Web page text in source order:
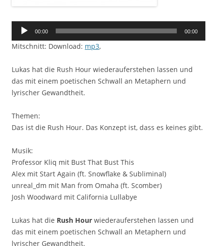
Audio-
00:00 00:00
Mitschnitt: Download: mp3,
Lukas hat die Rush Hour wiederauferstehen lassen und
das mit einem poetischen Schwall an Metaphern und
lyrischer Gewandtheit.
Themen:
Das ist die Rush Hour. Das Konzept ist, dass es keines gibt.
Musik:
Professor Kliq mit Bust That Bust This
Alex mit Start Again (ft. Snowflake & Subliminal)
unreal_dm mit Man from Omaha (ft. Scomber)
Josh Woodward mit California Lullabye
Lukas hat die Rush Hour wiederauferstehen lassen und
das mit einem poetischen Schwall an Metaphern und
lyrischer Gewandtheit.